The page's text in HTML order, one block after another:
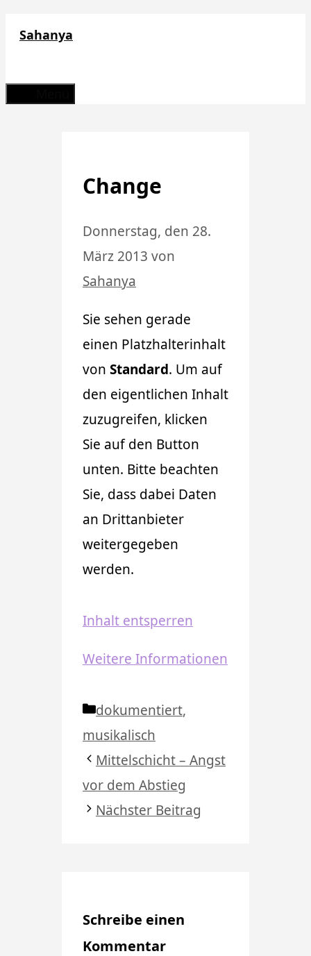
Sahanya
Change
Donnerstag, den 28.
März 2013 von
Sahanya
Sie sehen gerade
einen Platzhalterinhalt
von Standard. Um auf
den eigentlichen Inhalt
zuzugreifen, klicken
Sie auf den Button
unten. Bitte beachten
Sie, dass dabei Daten
an Drittanbieter
weitergegeben
werden.
Inhalt entsperren
Weitere Informationen
Kategorien
dokumentiert,
musikalisch
Mittelschicht – Angst
vor dem Abstieg
Nächster Beitrag
Schreibe einen
Kommentar